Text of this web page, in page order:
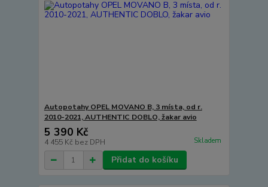
Autopotahy OPEL MOVANO B, 3 místa, od r.
2010-2021, AUTHENTIC DOBLO, žakar avio
5 390 Kč
4 455 Kč bez DPH Skladem
Přidat do košíku